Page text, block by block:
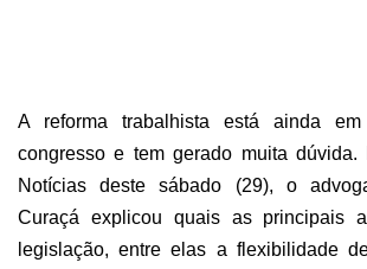
A reforma trabalhista está ainda
congresso e tem gerado muita
Notícias deste sábado (29), o
Curaçá explicou quais as principais
legislação, entre elas a flexibilidade